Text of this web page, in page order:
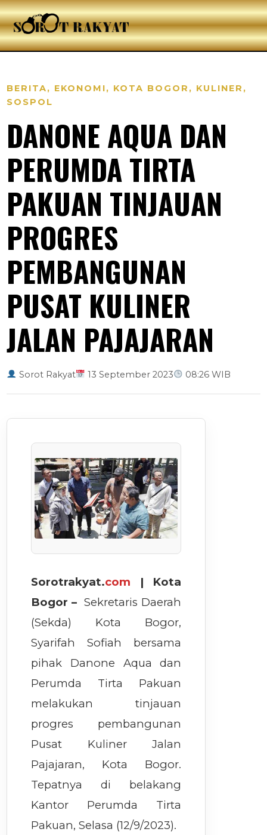
BERITA, EKONOMI, KOTA BOGOR , KULINER ,
SOSPOL
DANONE AQUA DAN
PERUMDA TIRTA
PAKUAN TINJAUAN
PROGRES
PEMBANGUNAN
PUSAT KULINER
JALAN PAJAJARAN
Sorot Rakyat 13 September 2023 08:26 WIB
Sorotrakyat.com | Kota
Bogor – Sekretaris Daerah
(Sekda) Kota Bogor,
Syarifah Sofiah bersama
pihak Danone Aqua dan
Perumda Tirta Pakuan
melakukan tinjauan
progres pembangunan
Pusat Kuliner Jalan
Pajajaran, Kota Bogor.
Tepatnya di belakang
Kantor Perumda Tirta
Pakuan, Selasa (12/9/2023).